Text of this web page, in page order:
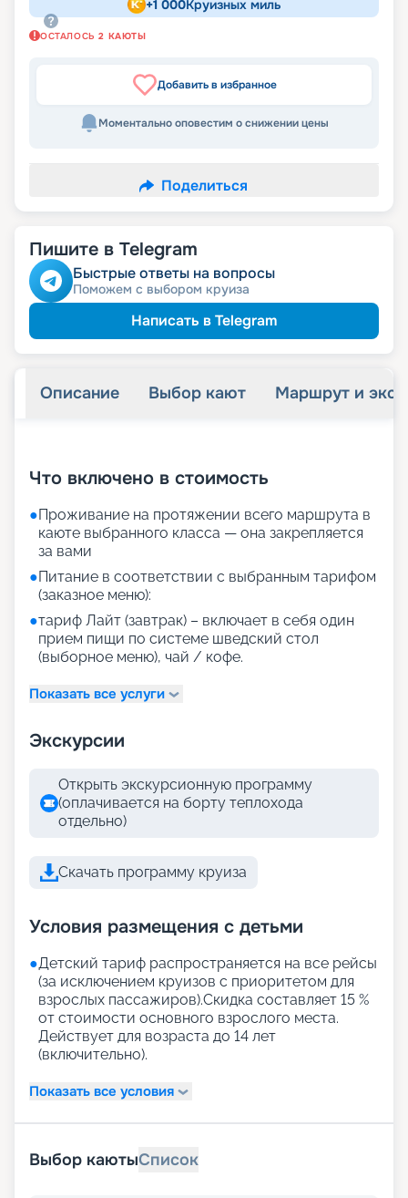
+1 000Круизных миль
ОСТАЛОСЬ 2 КАЮТЫ
Добавить в избранное
Моментально оповестим о снижении цены
Поделиться
Пишите в Telegram
Быстрые ответы на вопросы
Поможем с выбором круиза
Написать в Telegram
Описание Выбор кают Маршрут и
Что включено в стоимость
●Проживание на протяжении всего маршрута в
каюте выбранного класса — она закрепляется
за вами
●Питание в соответствии с выбранным тарифом
(заказное меню):
●тариф Лайт (завтрак) – включает в себя один
прием пищи по системе шведский стол
(выборное меню), чай / кофе.
Показать все услуги
Экскурсии
Открыть экскурсионную программу
(оплачивается на борту теплохода
отдельно)
Скачать программу круиза
Условия размещения с детьми
●Детский тариф распространяется на все рейсы
(за исключением круизов с приоритетом для
взрослых пассажиров).Скидка составляет 15 %
от стоимости основного взрослого места.
Действует для возраста до 14 лет
(включительно).
Показать все условия
Выбор каютыСписок